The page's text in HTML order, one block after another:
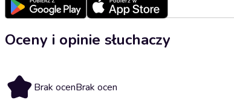
Oceny i opinie słuchaczy
Brak ocenBrak ocen